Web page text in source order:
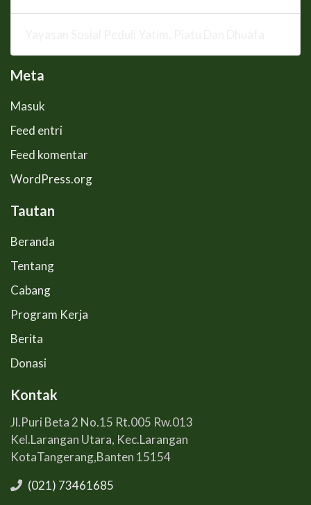
Meta
Masuk
Feed entri
Feed komentar
WordPress.org
Tautan
Beranda
Tentang
Cabang
Program Kerja
Berita
Donasi
Kontak
Jl.Puri Beta 2 No.15 Rt.005 Rw.013
Kel.Larangan Utara, Kec.Larangan
KotaTangerang,Banten 15154
(021) 73461685